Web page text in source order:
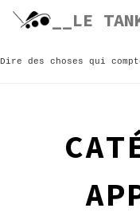
Skip
__LE
Dire des choses qui